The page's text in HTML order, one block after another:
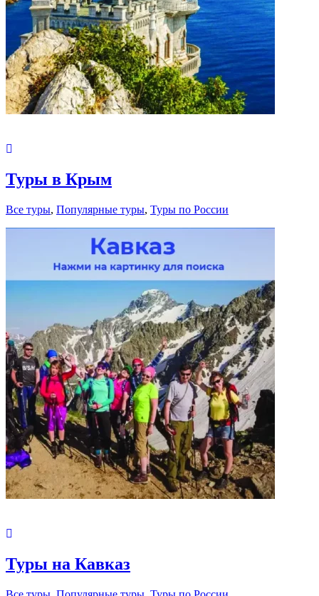
Туры в Крым
Все туры, Популярные туры, Туры по России
Туры на Кавказ